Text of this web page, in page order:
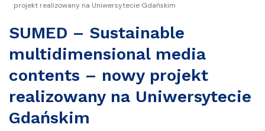
projekt realizowany na Uniwersytecie Gdańskim
SUMED – Sustainable
multidimensional media
contents – nowy projekt
realizowany na Uniwersytecie
Gdańskim